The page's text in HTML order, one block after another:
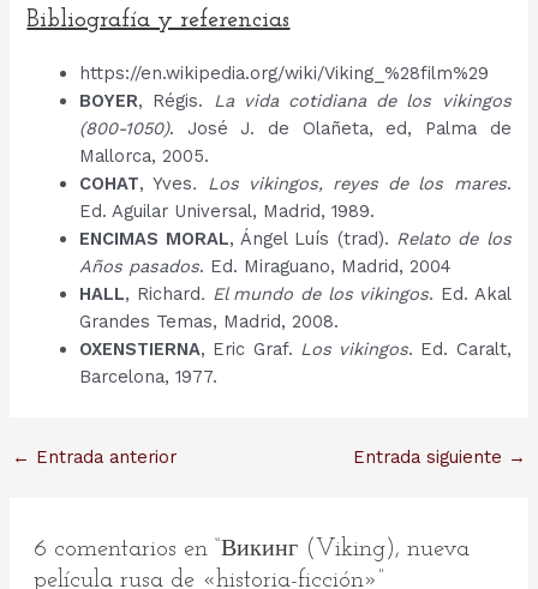
Bibliografía y referencias
https://en.wikipedia.org/wiki/Viking_%28film%29
BOYER, Régis. La vida cotidiana de los vikingos
(800-1050). José J. de Olañeta, ed, Palma de
Mallorca, 2005.
COHAT, Yves. Los vikingos, reyes de los mares.
Ed. Aguilar Universal, Madrid, 1989.
ENCIMAS MORAL, Ángel Luís (trad). Relato de los
Años pasados. Ed. Miraguano, Madrid, 2004
HALL, Richard. El mundo de los vikingos. Ed. Akal
Grandes Temas, Madrid, 2008.
OXENSTIERNA, Eric Graf. Los vikingos. Ed. Caralt,
Barcelona, 1977.
Navegación
← Entrada anterior Entrada siguiente →
6 comentarios en “Викинг (Viking), nueva
película rusa de «historia-ficción»”